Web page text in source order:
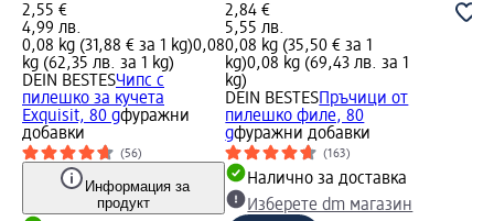
2,55 €
4,99 лв.
0,08 kg (31,88 € за 1 kg)0,08
kg (62,35 лв. за 1 kg)
DEIN BESTESЧипс с
пилешко за кучета
Exquisit, 80 gфуражни
добавки
(56)
Информация за
продукт
2,84 €
5,55 лв.
0,08 kg (35,50 € за 1
kg)0,08 kg (69,43 лв. за 1
kg)
DEIN BESTES Пръчици от
пилешко филе, 80
gфуражни добавки
(163)
Налично за доставка
Изберете dm магазин